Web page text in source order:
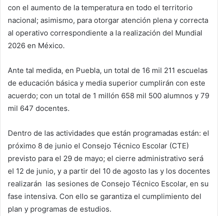
con el aumento de la temperatura en todo el territorio
nacional; asimismo, para otorgar atención plena y correcta
al operativo correspondiente a la realización del Mundial
2026 en México.
Ante tal medida, en Puebla, un total de 16 mil 211 escuelas
de educación básica y media superior cumplirán con este
acuerdo; con un total de 1 millón 658 mil 500 alumnos y 79
mil 647 docentes.
Dentro de las actividades que están programadas están: el
próximo 8 de junio el Consejo Técnico Escolar (CTE)
previsto para el 29 de mayo; el cierre administrativo será
el 12 de junio, y a partir del 10 de agosto las y los docentes
realizarán las sesiones de Consejo Técnico Escolar, en su
fase intensiva. Con ello se garantiza el cumplimiento del
plan y programas de estudios.